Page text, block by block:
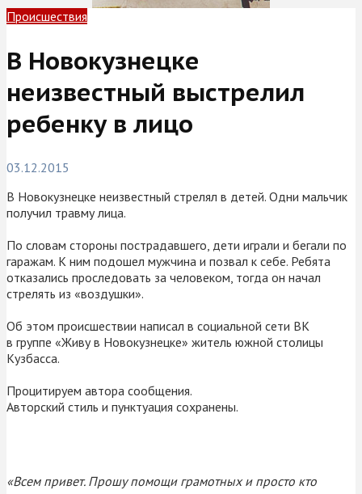
Происшествия
В Новокузнецке
неизвестный выстрелил
ребенку в лицо
03.12.2015
В Новокузнецке неизвестный стрелял в детей. Одни мальчик
получил травму лица.
По словам стороны пострадавшего, дети играли и бегали по
гаражам. К ним подошел мужчина и позвал к себе. Ребята
отказались проследовать за человеком, тогда он начал
стрелять из «воздушки».
Об этом происшествии написал в социальной сети ВК
в группе «Живу в Новокузнецке» житель южной столицы
Кузбасса.
Процитируем автора сообщения.
Авторский стиль и пунктуация сохранены.
«Всем привет. Прошу помощи грамотных и просто кто